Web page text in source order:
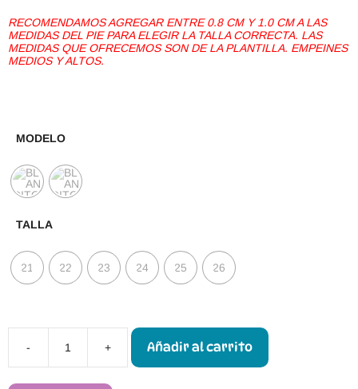
RECOMENDAMOS AGREGAR ENTRE 0.8 CM Y 1.0 CM A LAS
MEDIDAS DEL PIE PARA ELEGIR LA TALLA CORRECTA. LAS
MEDIDAS QUE OFRECEMOS SON DE LA PLANTILLA. EMPEINES
MEDIOS Y ALTOS.
MODELO
TALLA
21 22 23 24 25 26
-
Calzado
Respetuoso
+ Añadir al carrito